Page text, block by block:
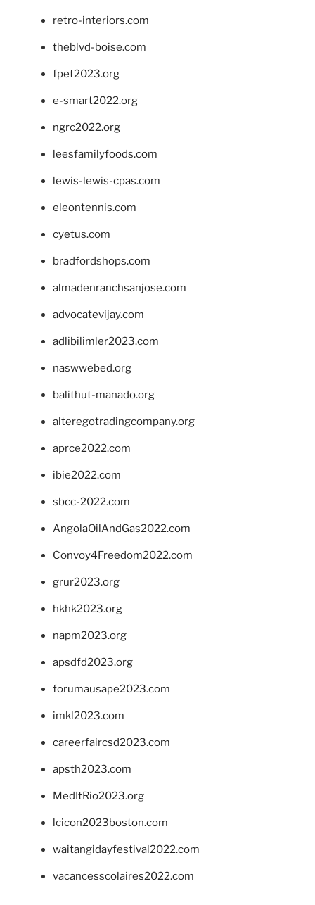
retro-interiors.com
theblvd-boise.com
fpet2023.org
e-smart2022.org
ngrc2022.org
leesfamilyfoods.com
lewis-lewis-cpas.com
eleontennis.com
cyetus.com
bradfordshops.com
almadenranchsanjose.com
advocatevijay.com
adlibilimler2023.com
naswwebed.org
balithut-manado.org
alteregotradingcompany.org
aprce2022.com
ibie2022.com
sbcc-2022.com
AngolaOilAndGas2022.com
Convoy4Freedom2022.com
grur2023.org
hkhk2023.org
napm2023.org
apsdfd2023.org
forumausape2023.com
imkl2023.com
careerfaircsd2023.com
apsth2023.com
MedItRio2023.org
lcicon2023boston.com
waitangidayfestival2022.com
vacancesscolaires2022.com